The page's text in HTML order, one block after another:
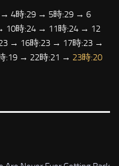
4時:29 → 5時:29 → 6
10時:24 → 11時:24 → 12
→ 16時:23 → 17時:23 →
:19 → 22時:21 → 23時:20